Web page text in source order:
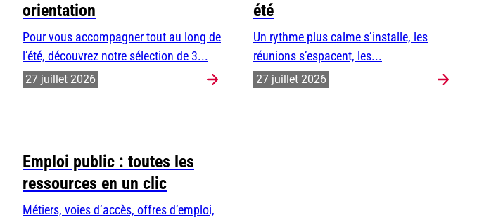
orientation
Pour vous accompagner tout au long de
l’été, découvrez notre sélection de 3...
27 juillet 2026
été
Un rythme plus calme s’installe, les
réunions s’espacent, les...
27 juillet 2026
Emploi public : toutes les
ressources en un clic
Métiers, voies d’accès, offres d’emploi,